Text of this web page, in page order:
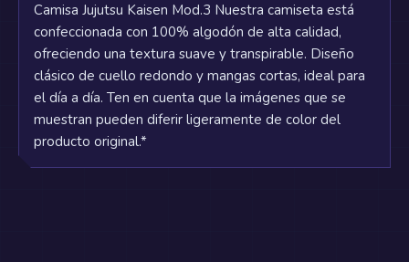
Camisa Jujutsu Kaisen Mod.3 Nuestra camiseta está
confeccionada con 100% algodón de alta calidad,
ofreciendo una textura suave y transpirable. Diseño
clásico de cuello redondo y mangas cortas, ideal para
el día a día. Ten en cuenta que la imágenes que se
muestran pueden diferir ligeramente de color del
producto original.*